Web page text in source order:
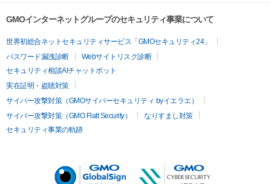
GMOインターネットグループのセキュリティ事業について
世界初総合ネットセキュリティサービス「GMOセキュリティ24」
パスワード漏洩診断
Webサイトリスク診断
セキュリティ相談AIチャットボット
実在証明・盗聴対策
サイバー攻撃対策（GMOサイバーセキュリティ byイエラエ）
サイバー攻撃対策（GMO Flatt Security）
なりすまし対策
セキュリティ事業の軌跡